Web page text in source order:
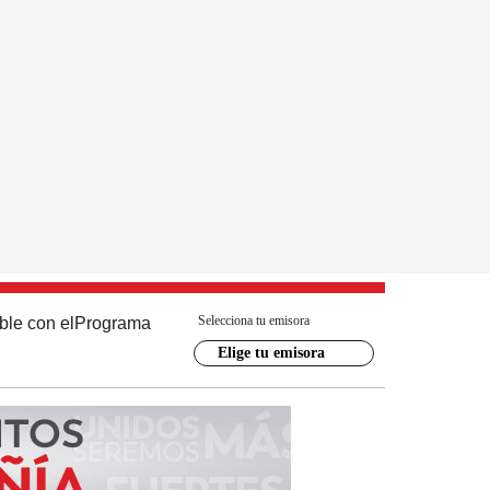
con el Programa Selecciona tu emisora
Elige tu emisora